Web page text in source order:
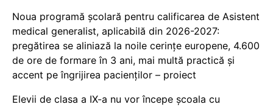
Noua programă școlară pentru calificarea de Asistent
medical generalist, aplicabilă din 2026-2027:
pregătirea se aliniază la noile cerințe europene, 4.600
de ore de formare în 3 ani, mai multă practică și
accent pe îngrijirea pacienților – proiect
Elevii de clasa a IX-a nu vor începe școala cu